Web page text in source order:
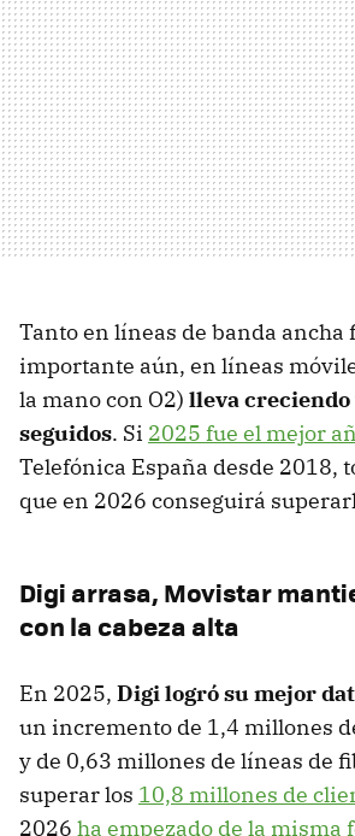
Tanto en líneas de banda ancha
importante aún, en líneas
la mano con O2) lleva creciendo
seguidos. Si 2025 fue el mejor
Telefónica España desde 2018,
que en 2026 conseguirá
Digi arrasa, Movistar
con la cabeza alta
En 2025, Digi logrósu mejor
un incremento de 1,4 millones
y de 0,63 millones de líneas de
superar los 10,8 millones de
2026 ha empezado de la misma